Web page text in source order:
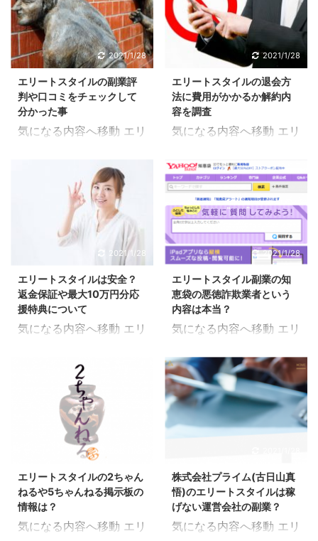
ールアドレスを入力する
続いてメールアドレスを
入力していきます。 メー
ルアドレスについては半
角英数字での入力になる
ので大文 ...
より理解出来るようにな
ります。 今回、登録をや
ってみたことで分かって
きた内容がいくつかある
ので順に解説していきた
いと思います。 & ...
SNSの一種でツイートと
呼ばれる投稿が出来るサ
ービスになっています。
画像 動画 メッセージ
URL このようなものをツ
イッターを通じて投稿す
ることが出来るので全世
界で閲覧することが出来
ートはつぶやきとも呼ば
れていますが、つぶやく
ような感覚で誰でも簡単
に投稿が行えて情報の発
信や拡散をしたりと様々
な使い方があります。 使
用している方の中には好
き ...
アル】になります。 これ
までのエリートスタイル
に関する記事をまとめて
いるので目次から知りた
いことや気になる内容、
興味がある記事をご覧頂
けたらと思います。 気に
なる内容へ移動 エリート
ートスタイルについての
情報を何でもとにかく知
りたい場合は最初に読ん
で頂くのがオススメ。 こ
ちらの記事はエリートス
タイル(Elite Style)の全
体的な概要をまとめてい
ます。 副 ...
2021/1/28
エリートスタイルの副業評
判や口コミをチェックして
分かった事
気になる内容へ移動 エリ
エリートスタイル(Elite
Style)の副業評判を探る
方法としていくつかの方
法が挙げられます。 ブロ
グサイト 口コミ Yahoo!
知恵袋 Twitterなどの
SNS 2ちゃんねる 評判を
得るツールやサービスと
してもこれだけのものが
あります。 特にSNSなど
は広まりやすく、口コミ
考にしやすいものになる
と思います。 また、当サ
イトのような副業レビュ
ーを行っているブログサ
イトがいくつかあります
ので違った観点からの評
価を確認するという上で
は ...
2021/1/28
エリートスタイルの退会方
法に費用がかかるか解約内
容を調査
気になる内容へ移動 エリ
手順①メールアドレス
を解除する こちらでエリ
ートスタイル(Elite
Style)の登録方法につい
て解説しましたが、退会
したいという場合には登
録したものを解除してい
くことになるのでまずは
メールアドレスを解除し
ます。 メールアドレスの
解除方法としては… 届い
る サポートに連絡して退
会申請を行う どちらでも
解除は行うことが出来ま
すが、届いたメールから
配信解除するというやり
に簡単だと思います。 解
除のやり方が万が一分か
ら ...
2021/1/28
エリートスタイルは安全？
返金保証や最大10万円分応
援特典について
気になる内容へ移動 エリ
金保証について 返金保証
こちらでも解説しました
が、エリートスタイル
(Elite Style)には初期費
用が若干発生するようで
す。 決して損はしないで
あろうという説明はして
きたものの、いざ始める
のに躊躇してしまう人も
いるかもしれません。 そ
ういった時に利用出来る
2021/1/28
エリートスタイル副業の知
恵袋の悪徳詐欺業者という
内容は本当？
気になる内容へ移動 エリ
真相は？ エリートスタイ
ル(Elite Style)のYahoo!
知恵袋にエリートスタイ
ルが悪徳業者かについて
質問している内容を見つ
なっている人からの質問
になっているようです
(下記画像参照)。 副業の
エリートスタイルって悪
エリートスタイルの2ちゃん
ねるや5ちゃんねる掲示板の
情報は？
気になる内容へ移動 エリ
株式会社プライム(古日山真
悟)のエリートスタイルは稼
げない運営会社の副業？
気になる内容へ移動 エリ